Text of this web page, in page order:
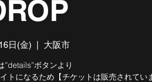
日(金) 大阪市
”details”ボタンより
トになるため【チケットは販売されてい